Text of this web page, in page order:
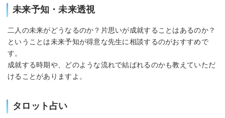
未来予知・未来透視
二人の未来がどうなるのか？片思いが成就することはあるのか？
ということは未来予知が得意な先生に相談するのがおすすめで
す。
成就する時期や、どのような流れで結ばれるのかも教えていただ
けることがありますよ。
タロット占い